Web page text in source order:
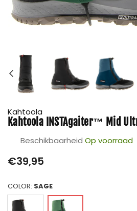
Kahtoola
Kahtoola INSTAgaiter™ Mid
Beschikbaarheid Op voorraad
Prijs
€39,95
COLOR: SAGE